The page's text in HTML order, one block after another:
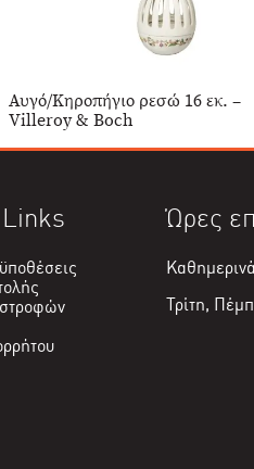
Αυγό/Κηροπήγιο ρεσώ 16 εκ. –
Villeroy & Boch
Links Ώρες
Τρίτη,